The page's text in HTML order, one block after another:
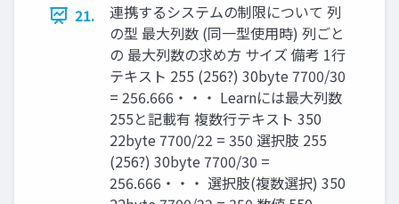
21.
連携するシステムの制限について 列
の型 最大列数 (同一型使用時) 列ごと
の 最大列数の求め方 サイズ 備考 1行
テキスト 255 (256?) 30byte 7700/30
= 256.666・・・ Learnには最大列数
255と記載有 複数行テキスト 350
22byte 7700/22 = 350 選択肢 255
(256?) 30byte 7700/30 =
256.666・・・ 選択肢(複数選択) 350